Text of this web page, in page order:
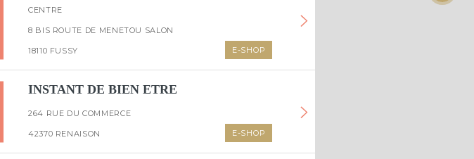
E-SHOP
CENTRE
8 BIS ROUTE DE MENETOU SALON
18110 FUSSY
E-SHOP
INSTANT DE BIEN ETRE
264 RUE DU COMMERCE
42370 RENAISON